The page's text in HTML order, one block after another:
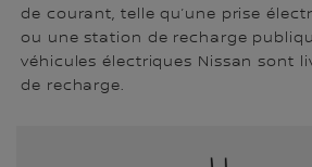
de courant, telle qu’une prise
ou une station de recharge
véhicules électriques Nissan sont
de recharge.